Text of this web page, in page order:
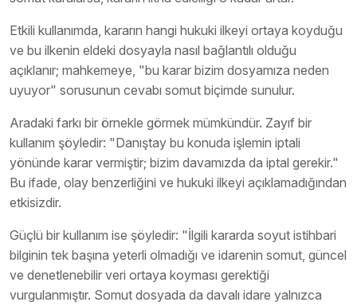
Etkili kullanımda, kararın hangi hukuki ilkeyi ortaya koyduğu
ve bu ilkenin eldeki dosyayla nasıl bağlantılı olduğu
açıklanır; mahkemeye, "bu karar bizim dosyamıza neden
uyuyor" sorusunun cevabı somut biçimde sunulur.
Aradaki farkı bir örnekle görmek mümkündür. Zayıf bir
kullanım şöyledir: "Danıştay bu konuda işlemin iptali
yönünde karar vermiştir; bizim davamızda da iptal gerekir."
Bu ifade, olay benzerliğini ve hukuki ilkeyi açıklamadığından
etkisizdir.
Güçlü bir kullanım ise şöyledir: "İlgili kararda soyut istihbari
bilginin tek başına yeterli olmadığı ve idarenin somut, güncel
ve denetlenebilir veri ortaya koyması gerektiği
vurgulanmıştır. Somut dosyada da davalı idare yalnızca